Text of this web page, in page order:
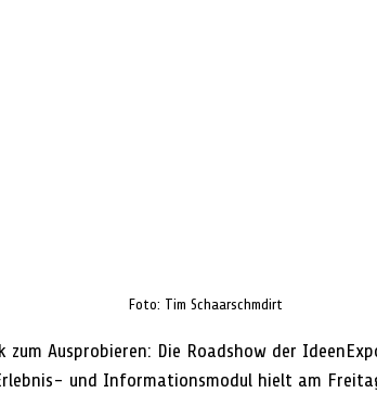
Foto: Tim Schaarschmdirt
zum Ausprobieren: Die Roadshow der
und Informationsmodul hielt am